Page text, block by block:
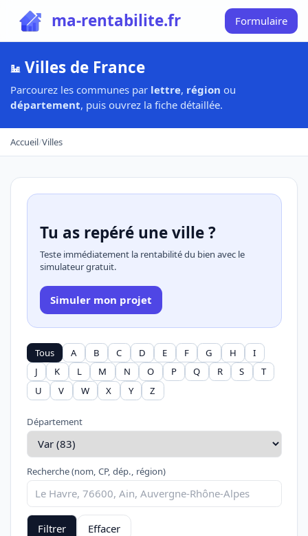
ma-rentabilite.fr Formulaire
Villes de France
Parcourez les communes par lettre, région ou
département, puis ouvrez la fiche détaillée.
Accueil/Villes
Tu as repéré une ville ?
Teste immédiatement la rentabilité du bien avec le
simulateur gratuit.
Simuler mon projet
Tous A B C D E F G H
I
J
K L M N O P Q R S
T
U
V W X Y Z
Département
Recherche (nom, CP, dép., région)
Filtrer Effacer